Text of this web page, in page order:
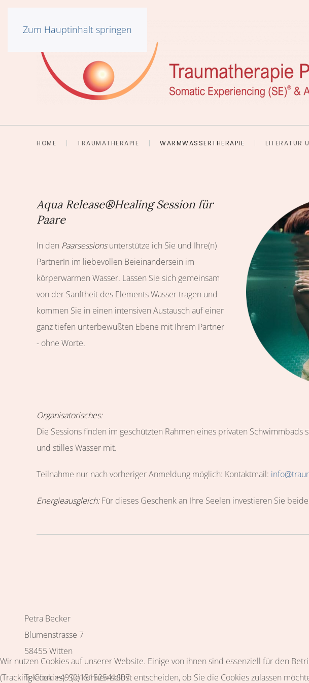
Zum Hauptinhalt springen
HOME TRAUMATHERAPIE WARMWASSERTHERAPIE LITERATUR
Aqua Release®Healing Session für
Paare
In den Paarsessionsunterstütze ich Sie und Ihre(n)
PartnerIn im liebevollen Beieinandersein im
körperwarmen Wasser. Lassen Sie sich gemeinsam
von der Sanftheit des Elements Wasser tragen und
kommen Sie in einen intensiven Austausch auf einer
ganz tiefen unterbewußten Ebene mit Ihrem Partner
- ohne Worte.
Organisatorisches:
Die Sessions finden im geschützten Rahmen eines privaten Schwimmbads
und stilles Wasser mit.
Teilnahme nur nach vorheriger Anmeldung möglich: Kontaktmail:
Energieausgleich:Für dieses Geschenk an Ihre Seelen investieren Sie
Petra Becker
Blumenstrasse 7
58455 Witten
Telefon: +49 (0)15152541607
Wir nutzen Cookies auf unserer Website. Einige von ihnen sind essenziell für den
(Tracking Cookies). Sie können selbst entscheiden, ob Sie die Cookies zulassen